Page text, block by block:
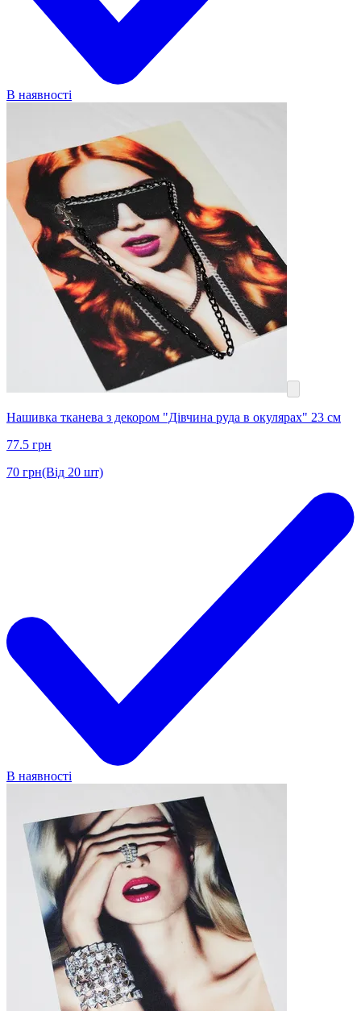
В наявності
Нашивка тканева з декором "Дівчина руда в окулярах" 23 см
77.5 грн
70 грн(Від 20 шт)
В наявності